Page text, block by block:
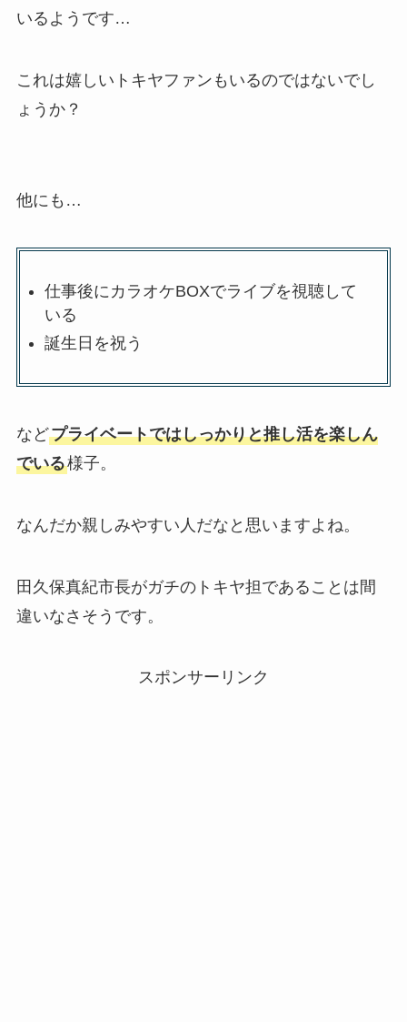
いるようです…
これは嬉しいトキヤファンもいるのではないでし
ょうか？
他にも…
仕事後にカラオケBOXでライブを視聴して
いる
誕生日を祝う
などプライベートではしっかりと推し活を楽しん
でいる様子。
なんだか親しみやすい人だなと思いますよね。
田久保真紀市長がガチのトキヤ担であることは間
違いなさそうです。
スポンサーリンク